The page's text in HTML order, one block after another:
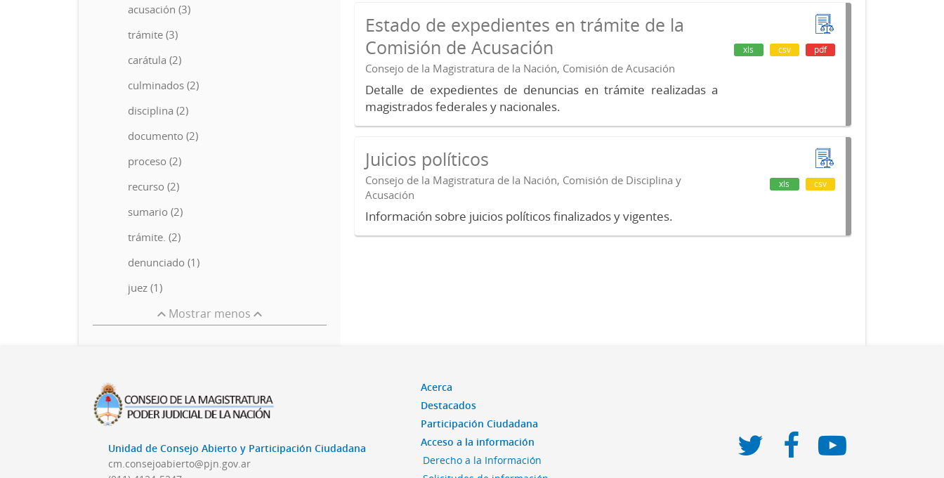
acusación (3)
trámite (3)
carátula (2)
culminados (2)
disciplina (2)
documento (2)
proceso (2)
recurso (2)
sumario (2)
trámite. (2)
denunciado (1)
juez (1)
Mostrar menos
Estado de expedientes en trámite de la
Comisión de Acusación
Consejo de la Magistratura de la Nación, Comisión de Acusación
Detalle de expedientes de denuncias en trámite realizadas a
magistrados federales y nacionales.
xls csv pdf
Juicios políticos
Consejo de la Magistratura de la Nación, Comisión de Disciplina y
Acusación
Información sobre juicios políticos finalizados y vigentes.
xls csv
Unidad de Consejo Abierto y Participación Ciudadana
cm.consejoabierto@pjn.gov.ar
Acerca
Destacados
Participación Ciudadana
Acceso a la información
Derecho a la Información